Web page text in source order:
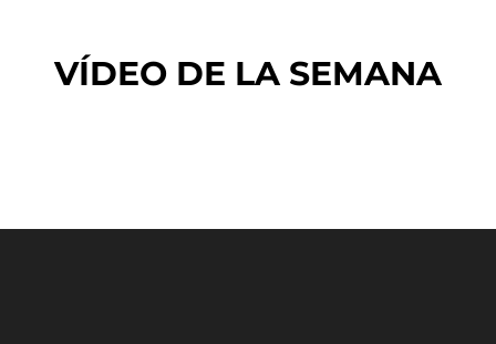
VÍDEO DE LA SEMANA